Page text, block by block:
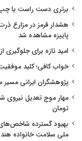
برتری دست راست یا چپ
هشدار قرمز در مزارع
پاییزه مشاهده شد
امید تازه برای
خواب کافی؛ کلید
پژوهشگران ایرانی
تومان
بهبود گسترده شاخص‌های
ملی سلامت خانواده هند